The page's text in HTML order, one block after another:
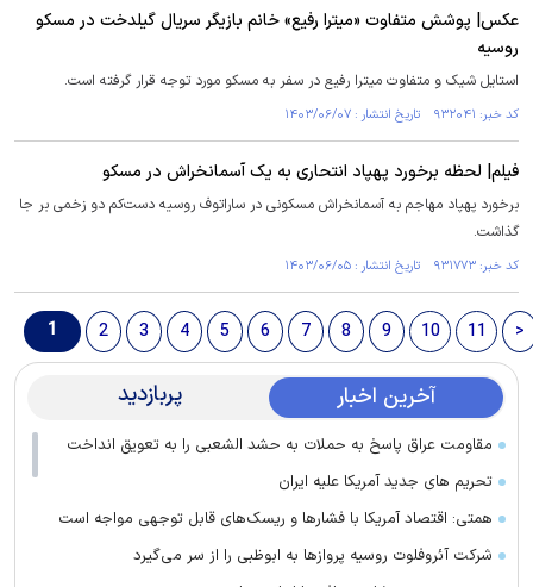
عکس| پوشش متفاوت «میترا رفیع» خانم بازیگر سریال گیلدخت در مسکو
روسیه
استایل شیک و متفاوت میترا رفیع در سفر به مسکو مورد توجه قرار گرفته است.
کد خبر: ۹۳۲۰۴۱ تاریخ انتشار : ۱۴۰۳/۰۶/۰۷
فیلم| لحظه برخورد پهپاد انتحاری به یک آسمانخراش در مسکو
برخورد پهپاد مهاجم به آسمانخراش مسکونی در ساراتوف روسیه دست‌کم دو زخمی بر جا
گذاشت.
کد خبر: ۹۳۱۷۷۳ تاریخ انتشار : ۱۴۰۳/۰۶/۰۵
1 2 3 4 5 6 7 8 9 10 11 >
آخرین اخبار پربازدید
مقاومت عراق پاسخ به حملات به حشد الشعبی را به تعویق انداخت
تحریم های جدید آمریکا علیه ایران
همتی: اقتصاد آمریکا با فشارها و ریسک‌های قابل توجهی مواجه است
شرکت آئروفلوت روسیه پرواز‌ها به ابوظبی را از سر می‌گیرد